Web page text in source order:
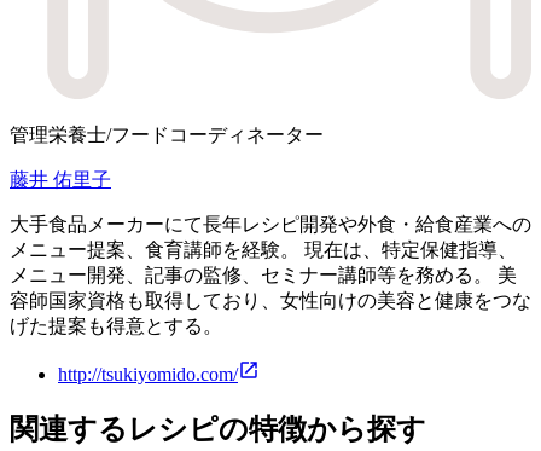
管理栄養士/フードコーディネーター
藤井 佑里子
大手食品メーカーにて長年レシピ開発や外食・給食産業への
メニュー提案、食育講師を経験。 現在は、特定保健指導、
メニュー開発、記事の監修、セミナー講師等を務める。 美
容師国家資格も取得しており、女性向けの美容と健康をつな
げた提案も得意とする。
http://tsukiyomido.com/
関連するレシピの特徴から探す